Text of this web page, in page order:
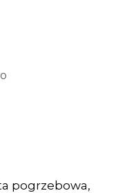
pogrzebowa,